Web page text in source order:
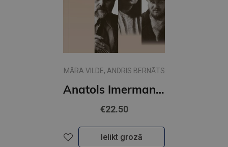
MĀRA VILDE, ANDRIS BERNĀTS
Anatols Imermanis, Amanda Aizpuriete, Māris Melgalvs dzīvē un literatūrā
€22.50
Ielikt grozā